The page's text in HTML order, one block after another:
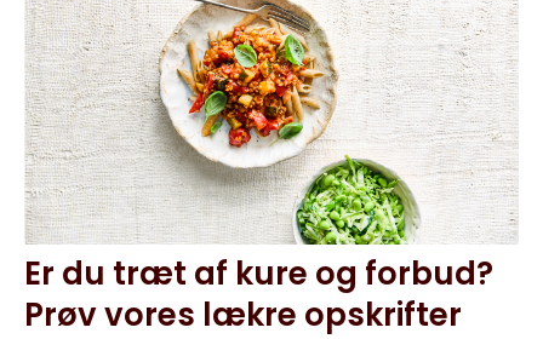
Er du træt af kure og forbud?
Prøv vores lækre opskrifter